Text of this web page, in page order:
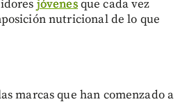
jóvenesque cada vez
nutricional de lo que
marcas que han comenzado a